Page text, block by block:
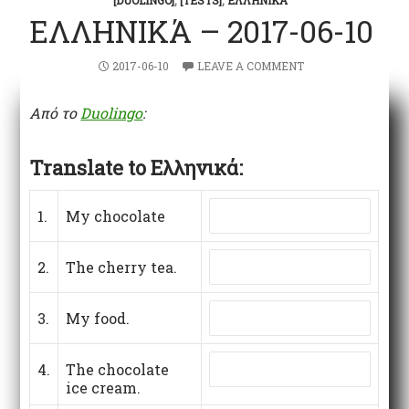
ΕΛΛΗΝΙΚΆ – 2017-06-10
2017-06-10 LEAVE A COMMENT
Από το Duolingo:
Translate to Ελληνικά:
1. My chocolate
2. The cherry tea.
3. My food.
4.
The chocolate
ice cream.